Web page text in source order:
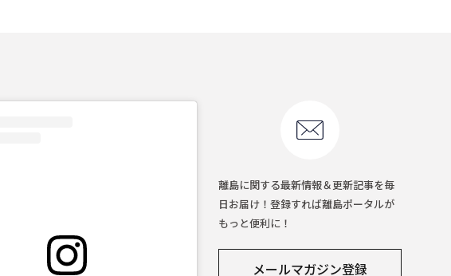
離島に関する最新情報＆更新記事を毎
日お届け！登録すれば離島ポータルが
もっと便利に！
メールマガジン登録